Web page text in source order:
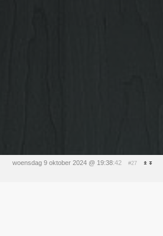
woensdag 9 oktober 2024 @ 19:38:42 #27